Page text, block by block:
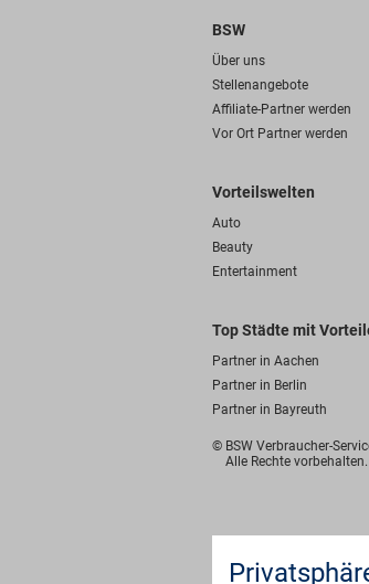
BSW
Über uns
Stellenangebote
Affiliate-Partner werden
Vor Ort Partner werden
Vorteilswelten
Auto
Beauty
Entertainment
Top Städte mit
Partner in Aachen
Partner in Berlin
Partner in Bayreuth
© BSW Verbraucher-
Alle Rechte vorbehalten.